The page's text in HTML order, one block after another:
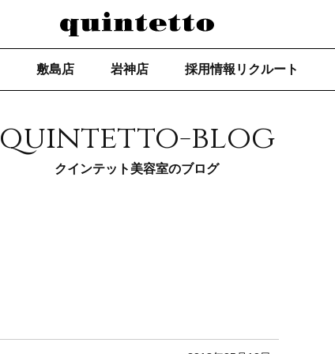
敷島店 岩神店 採用情報リクルート
quintetto-blog
クインテット美容室のブログ